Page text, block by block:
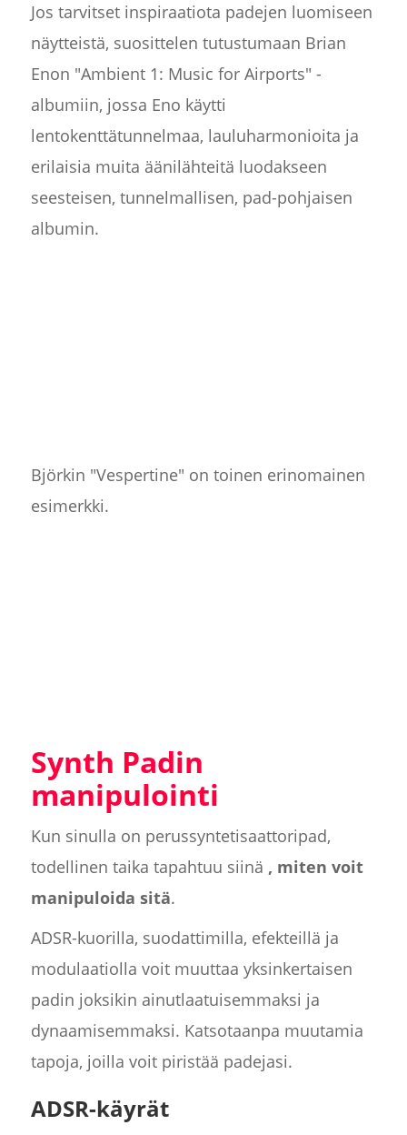
Jos tarvitset inspiraatiota padejen luomiseen
näytteistä, suosittelen tutustumaan Brian
Enon "Ambient 1: Music for Airports" -
albumiin, jossa Eno käytti
lentokenttätunnelmaa, lauluharmonioita ja
erilaisia muita äänilähteitä luodakseen
seesteisen, tunnelmallisen, pad-pohjaisen
albumin.
Björkin "Vespertine" on toinen erinomainen
esimerkki.
Synth Padin
manipulointi
Kun sinulla on perussyntetisaattoripad,
todellinen taika tapahtuu siinä , miten voit
manipuloida sitä.
ADSR-kuorilla, suodattimilla, efekteillä ja
modulaatiolla voit muuttaa yksinkertaisen
padin joksikin ainutlaatuisemmaksi ja
dynaamisemmaksi. Katsotaanpa muutamia
tapoja, joilla voit piristää padejasi.
ADSR-käyrät